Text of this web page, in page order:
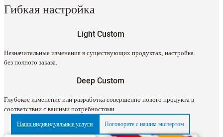
Гибкая настройка
Light Custom
Незначительные изменения в существующих продуктах, настройка
без полного заказа.
Deep Custom
Глубокое изменение или разработка совершенно нового продукта в
соответствии с вашими потребностями.
Наши индивидуальные услуги Поговорите с нашим экспертом